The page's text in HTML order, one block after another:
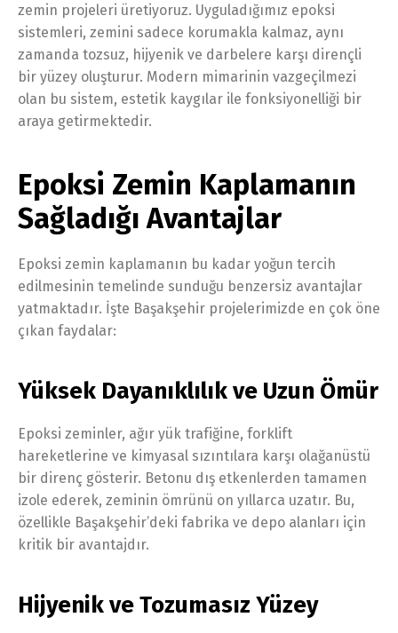
zemin projeleri üretiyoruz. Uyguladığımız epoksi
sistemleri, zemini sadece korumakla kalmaz, aynı
zamanda tozsuz, hijyenik ve darbelere karşı dirençli
bir yüzey oluşturur. Modern mimarinin vazgeçilmezi
olan bu sistem, estetik kaygılar ile fonksiyonelliği bir
araya getirmektedir.
Epoksi Zemin Kaplamanın
Sağladığı Avantajlar
Epoksi zemin kaplamanın bu kadar yoğun tercih
edilmesinin temelinde sunduğu benzersiz avantajlar
yatmaktadır. İşte Başakşehir projelerimizde en çok öne
çıkan faydalar:
Yüksek Dayanıklılık ve Uzun Ömür
Epoksi zeminler, ağır yük trafiğine, forklift
hareketlerine ve kimyasal sızıntılara karşı olağanüstü
bir direnç gösterir. Betonu dış etkenlerden tamamen
izole ederek, zeminin ömrünü on yıllarca uzatır. Bu,
özellikle Başakşehir’deki fabrika ve depo alanları için
kritik bir avantajdır.
Hijyenik ve Tozumasız Yüzey